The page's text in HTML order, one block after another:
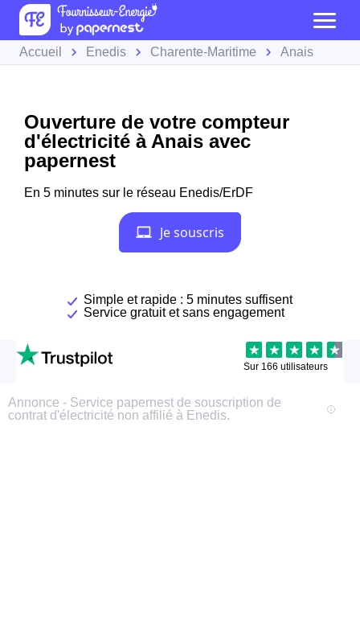
Accueil Enedis Charente-Maritime Anais